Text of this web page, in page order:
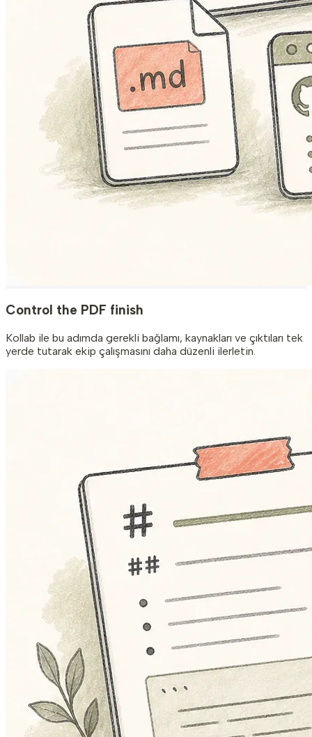
Control the PDF finish
Kollab ile bu adımda gerekli bağlamı, kaynakları ve çıktıları tek
yerde tutarak ekip çalışmasını daha düzenli ilerletin.